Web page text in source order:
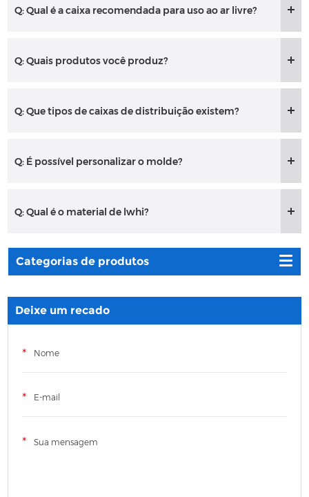
Q: Qual é a caixa recomendada para uso ao ar livre?
Q: Quais produtos você produz?
Q: Que tipos de caixas de distribuição existem?
Q: É possível personalizar o molde?
Q: Qual é o material de lwhi?
Categorias de produtos
Deixe um recado